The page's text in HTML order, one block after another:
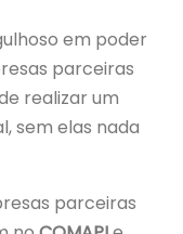
em poder
parceiras
realizar um
sem elas nada
parceiras